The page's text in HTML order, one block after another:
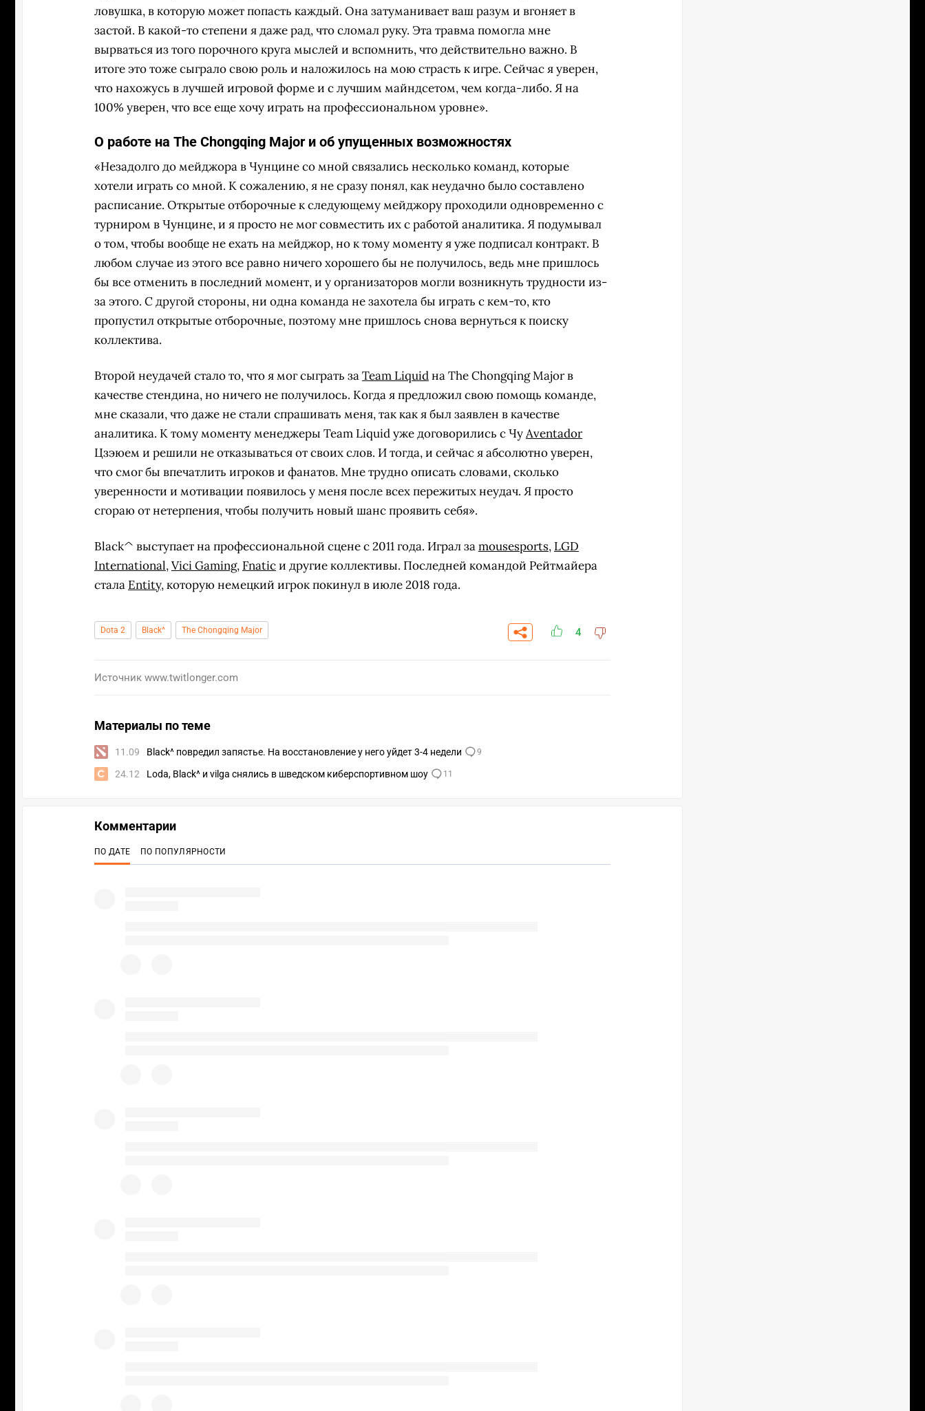
ловушка, в которую может попасть каждый. Она затуманивает ваш разум и вгоняет в
застой. В какой-то степени я даже рад, что сломал руку. Эта травма помогла мне
вырваться из того порочного круга мыслей и вспомнить, что действительно важно. В
итоге это тоже сыграло свою роль и наложилось на мою страсть к игре. Сейчас я уверен,
что нахожусь в лучшей игровой форме и с лучшим майндсетом, чем когда-либо. Я на
100% уверен, что все еще хочу играть на профессиональном уровне».
О работе на The Chongqing Major и об упущенных возможностях
«Незадолго до мейджора в Чунцине со мной связались несколько команд, которые
хотели играть со мной. К сожалению, я не сразу понял, как неудачно было составлено
расписание. Открытые отборочные к следующему мейджору проходили одновременно с
турниром в Чунцине, и я просто не мог совместить их с работой аналитика. Я подумывал
о том, чтобы вообще не ехать на мейджор, но к тому моменту я уже подписал контракт. В
любом случае из этого все равно ничего хорошего бы не получилось, ведь мне пришлось
бы все отменить в последний момент, и у организаторов могли возникнуть трудности из-
за этого. С другой стороны, ни одна команда не захотела бы играть с кем-то, кто
пропустил открытые отборочные, поэтому мне пришлось снова вернуться к поиску
коллектива.
Второй неудачей стало то, что я мог сыграть заTeam Liquidна The Chongqing Major в
качестве стендина, но ничего не получилось. Когда я предложил свою помощь команде,
мне сказали, что даже не стали спрашивать меня, так как я был заявлен в качестве
аналитика. К тому моменту менеджеры Team Liquid уже договорились с ЧуAventador
Цзэюeм и решили не отказываться от своих слов. И тогда, и сейчас я абсолютно уверен,
что смог бы впечатлить игроков и фанатов. Мне трудно описать словами, сколько
уверенности и мотивации появилось у меня после всех пережитых неудач. Я просто
сгораю от нетерпения, чтобы получить новый шанс проявить себя».
Black^ выступает на профессиональной сцене с 2011 года. Играл заmousesports, LGD
International,Vici Gaming, Fnaticи другие коллективы. Последней командой Рейтмайера
стала Entity, которую немецкий игрок покинул в июле 2018 года.
Dota 2 Black^ The Chongqing Major 4
Источник www.twitlonger.com
Материалы по теме
11.09 Black^ повредил запястье. На восстановление у него уйдет 3-4 недели 9
24.12 Loda, Black^ и vilga снялись в шведском киберспортивном шоу 11
Комментарии
ПО ДАТЕ ПО ПОПУЛЯРНОСТИ